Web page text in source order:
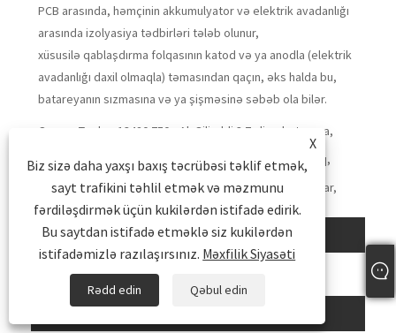
PCB arasında, həmçinin akkumulyator və elektrik avadanlığı
arasında izolyasiya tədbirləri tələb olunur,
xüsusilə qablaşdırma folqasının katod və ya anodla (elektrik
avadanlığı daxil olmaqla) təmasından qaçın, əks halda bu,
batareyanın sızmasına və ya şişməsinə səbəb ola bilər.
Qaynar Teqlər: 13420 750mAh Silindrli 3.7v lipo batareya,
Topdan, Xüsusi, Çin, Ucuz, Zavod birbaşa satış, Zavod
birbaşa tədarük, Ən Yeni, Keyfiyyət, Bluetooth qulaqlıq,
oyuncaq, vape, elektron siqaret, Rəqəmsal, ağıllı saat,
Drone, RC, Bluetooth dinamik, İstehsalçılar, Təchizatçılar,
Fabrika, UL
Əlaqədar Kateqoriya
Li Polimer Prizmatik Batareya
Li Polimer Silindr Batareya
X
Biz sizə daha yaxşı baxış təcrübəsi təklif etmək,
sayt trafikini təhlil etmək və məzmunu
fərdiləşdirmək üçün kukilərdən istifadə edirik.
Bu saytdan istifadə etməklə siz kukilərdən
istifadəmizlə razılaşırsınız. Məxfilik Siyasəti
Rədd edin Qəbul edin